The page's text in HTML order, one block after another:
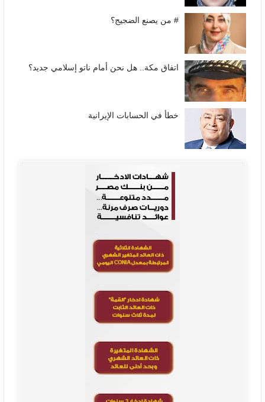
# من يصنع الضجيج؟
اتفاق مكة.. هل نحن أمام ناتو إسلامي جديد؟
خطأ في الحسابات الإيرانية